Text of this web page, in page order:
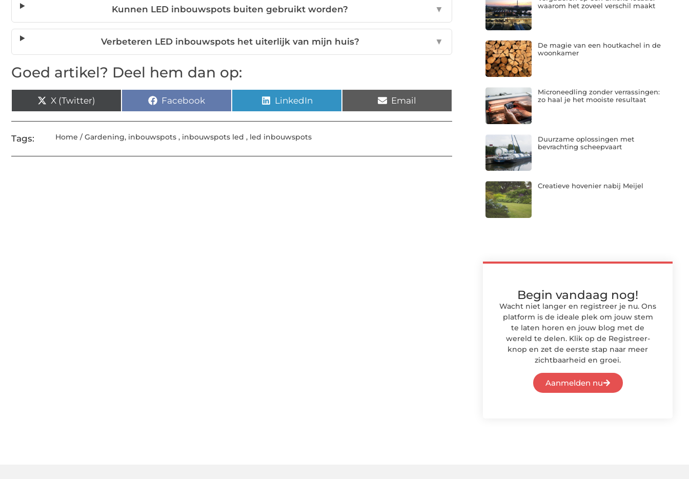
Kunnen LED inbouwspots buiten gebruikt worden? ▼
Verbeteren LED inbouwspots het uiterlijk van mijn huis? ▼
Goed artikel? Deel hem dan op:
X (Twitter) Facebook LinkedIn Email
Tags: Home / Gardening, inbouwspots , inbouwspots led , led inbouwspots
waarom het zoveel verschil maakt
De magie van een houtkachel in de
woonkamer
Microneedling zonder verrassingen:
zo haal je het mooiste resultaat
Duurzame oplossingen met
bevrachting scheepvaart
Creatieve hovenier nabij Meijel
Begin vandaag nog!
Wacht niet langer en registreer je nu. Ons
platform is de ideale plek om jouw stem
te laten horen en jouw blog met de
wereld te delen. Klik op de Registreer-
knop en zet de eerste stap naar meer
zichtbaarheid en groei.
Aanmelden nu